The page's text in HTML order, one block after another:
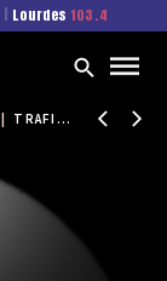
Lourdes 103.4
TRAFIC 2 ROCK |